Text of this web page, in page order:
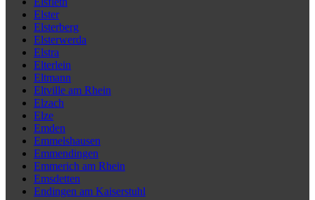
Elster
Elsterberg
Elsterwerda
Elstra
Elterlein
Eltmann
Eltville am Rhein
Elzach
Elze
Emden
Emmelshausen
Emmendingen
Emmerich am Rhein
Emsdetten
Endingen am Kaiserstuhl